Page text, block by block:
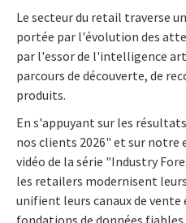
Le secteur du retail traverse
portée par l'évolution des
par l'essor de l'intelligence
parcours de découverte, de
produits.
En s'appuyant sur les
nos clients 2026" et sur notre
vidéo de la série "Industry
les retailers modernisent
unifient leurs canaux de